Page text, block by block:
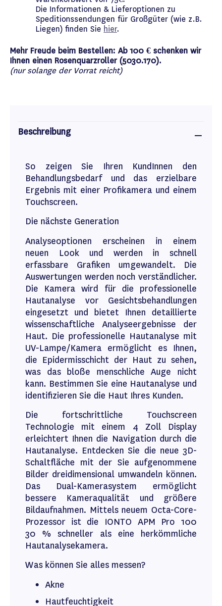
Die Informationen & Lieferoptionen zu
Speditionssendungen für Großgüter (wie z.B.
Liegen) finden Sie hier.
Mehr Freude beim Bestellen: Ab 100 € schenken wir
Ihnen einen Rosenquarzroller (5030.170).
(nur solange der Vorrat reicht)
Beschreibung
So zeigen Sie Ihren KundInnen den
Behandlungsbedarf und das erzielbare
Ergebnis mit einer Profikamera und einem
Touchscreen.
Die nächste Generation
Analyseoptionen erscheinen in einem
neuen Look und werden in schnell
erfassbare Grafiken umgewandelt. Die
Auswertungen werden noch verständlicher.
Die Kamera wird für die professionelle
Hautanalyse vor Gesichtsbehandlungen
eingesetzt und bietet Ihnen detaillierte
wissenschaftliche Analyseergebnisse der
Haut. Die professionelle Hautanalyse mit
UV-Lampe/Kamera ermöglicht es Ihnen,
die Epidermisschicht der Haut zu sehen,
was das bloße menschliche Auge nicht
kann. Bestimmen Sie eine Hautanalyse und
identifizieren Sie die Haut Ihres Kunden.
Die fortschrittliche Touchscreen
Technologie mit einem 4 Zoll Display
erleichtert Ihnen die Navigation durch die
Hautanalyse. Entdecken Sie die neue 3D-
Schaltfläche mit der Sie aufgenommene
Bilder dreidimensional umwandeln können.
Das Dual-Kamerasystem ermöglicht
bessere Kameraqualität und größere
Bildaufnahmen. Mittels neuem Octa-Core-
Prozessor ist die IONTO APM Pro 100
30 % schneller als eine herkömmliche
Hautanalysekamera.
Was können Sie alles messen?
Akne
Hautfeuchtigkeit